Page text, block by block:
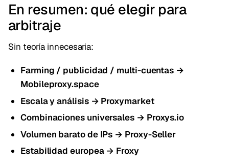
En resumen: qué elegir para
arbitraje
Sin teoría innecesaria:
Farming / publicidad / multi-cuentas →
Mobileproxy.space
Escala y análisis → Proxymarket
Combinaciones universales → Proxys.io
Volumen barato de IPs → Proxy-Seller
Estabilidad europea → Froxy